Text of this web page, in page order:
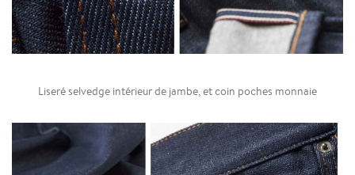
Liseré selvedge intérieur de jambe, et coin poches monnaie